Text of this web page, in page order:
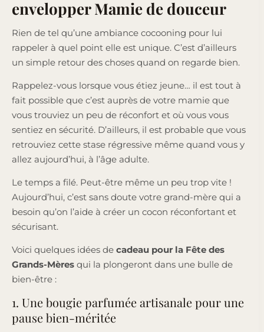
envelopper Mamie de douceur
Rien de tel qu’une ambiance cocooning pour lui
rappeler à quel point elle est unique. C’est d’ailleurs
un simple retour des choses quand on regarde bien.
Rappelez-vous lorsque vous étiez jeune… il est tout à
fait possible que c’est auprès de votre mamie que
vous trouviez un peu de réconfort et où vous vous
sentiez en sécurité. D’ailleurs, il est probable que vous
retrouviez cette stase régressive même quand vous y
allez aujourd’hui, à l’âge adulte.
Le temps a filé. Peut-être même un peu trop vite !
Aujourd’hui, c’est sans doute votre grand-mère qui a
besoin qu’on l’aide à créer un cocon réconfortant et
sécurisant.
Voici quelques idées de cadeau pour la Fête des
Grands-Mères qui la plongeront dans une bulle de
bien-être :
1. Une bougie parfumée artisanale pour une
pause bien-méritée